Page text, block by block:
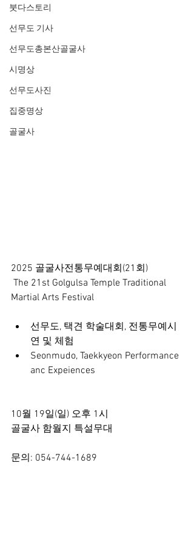
붓다스토리
선무도 기사
선무도총본산골굴사
시명상
선무도사진
집중명상
골굴사
2025 골굴사전통무예대회(21회)
The 21st Golgulsa Temple Traditional
Martial Arts Festival
선무도, 택견 학술대회, 전통무예시
연 및 체험
Seonmudo, Taekkyeon Performance
anc Expeiences
10월 19일(일) 오후 1시
골굴사 함월지 특설무대
문의: 054-744-1689